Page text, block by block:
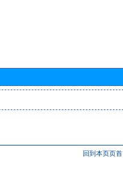
回到本页页首